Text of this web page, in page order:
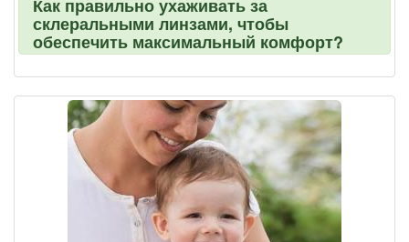
Как правильно ухаживать за
склеральными линзами, чтобы
обеспечить максимальный комфорт?